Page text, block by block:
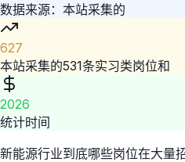
数据来源：本站采集的
627
本站采集的531条实习类岗位和
2026
统计时间
新能源行业到底哪些岗位在大量